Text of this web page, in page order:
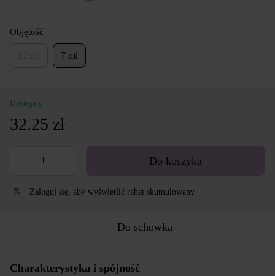
Objętość
7 ml
Dostępny
32.25 zł
Do koszyka
% Zaloguj się , aby wyświetlić rabat skumulowany
Do schowka
Charakterystyka i spójność